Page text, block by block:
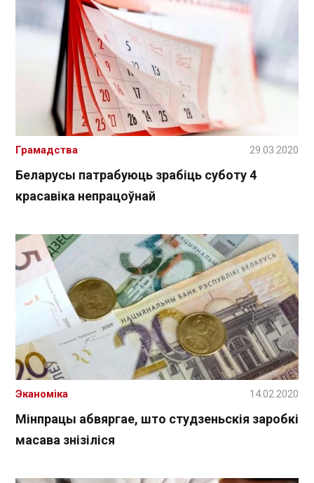
Беларусы патрабуюць зрабіць суботу 4
красавіка непрацоўнай
Грамадства 29.03.2020
Мінпрацы абвяргае, што студзеньскія заробкі
масава знізіліся
Эканоміка 14.02.2020